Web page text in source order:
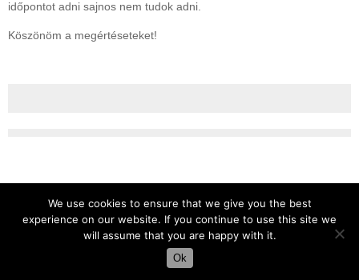
időpontot adni sajnos nem tudok adni.
Köszönöm a megértéseteket!
Az oldal motorja
We use cookies to ensure that we give you the best
experience on our website. If you continue to use this site we
will assume that you are happy with it.
Ok